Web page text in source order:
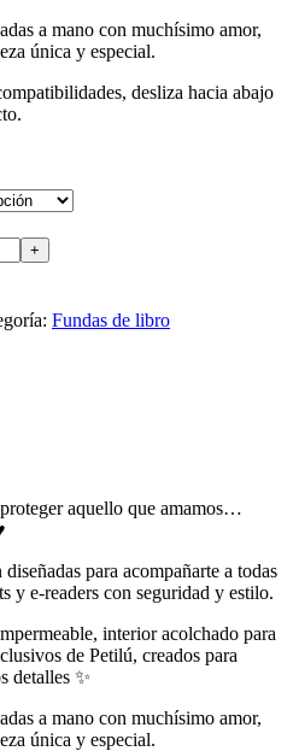
a mano con muchísimo amor,
única y especial.
desliza hacia abajo
Fundas de libro
aquello que amamos…
para acompañarte a todas
y e-readers con seguridad y estilo.
interior acolchado para
de Petilú, creados para
detalles ✨
a mano con muchísimo amor,
única y especial.